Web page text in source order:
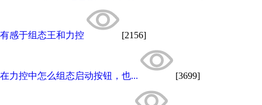
有感于组态王和力控 [2156]
在力控中怎么组态启动按钮，也... [3699]